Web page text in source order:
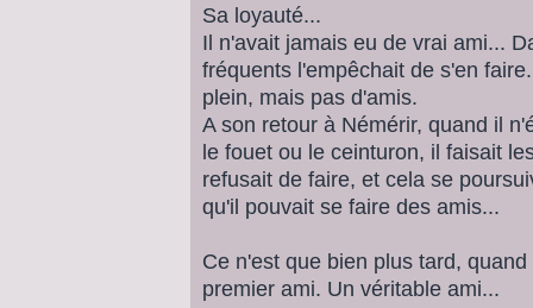
Sa loyauté...
Il n'avait jamais eu de vrai ami...
fréquents l'empêchait de s'en
plein, mais pas d'amis.
A son retour à Némérir, quand il
le fouet ou le ceinturon, il faisait
refusait de faire, et cela se
qu'il pouvait se faire des amis...
Ce n'est que bien plus tard,
premier ami. Un véritable ami...